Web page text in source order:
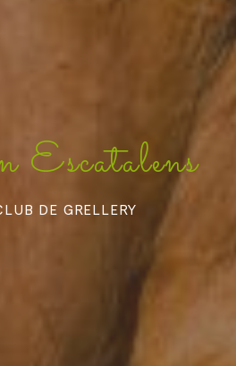
Escatalens
DE GRELLERY